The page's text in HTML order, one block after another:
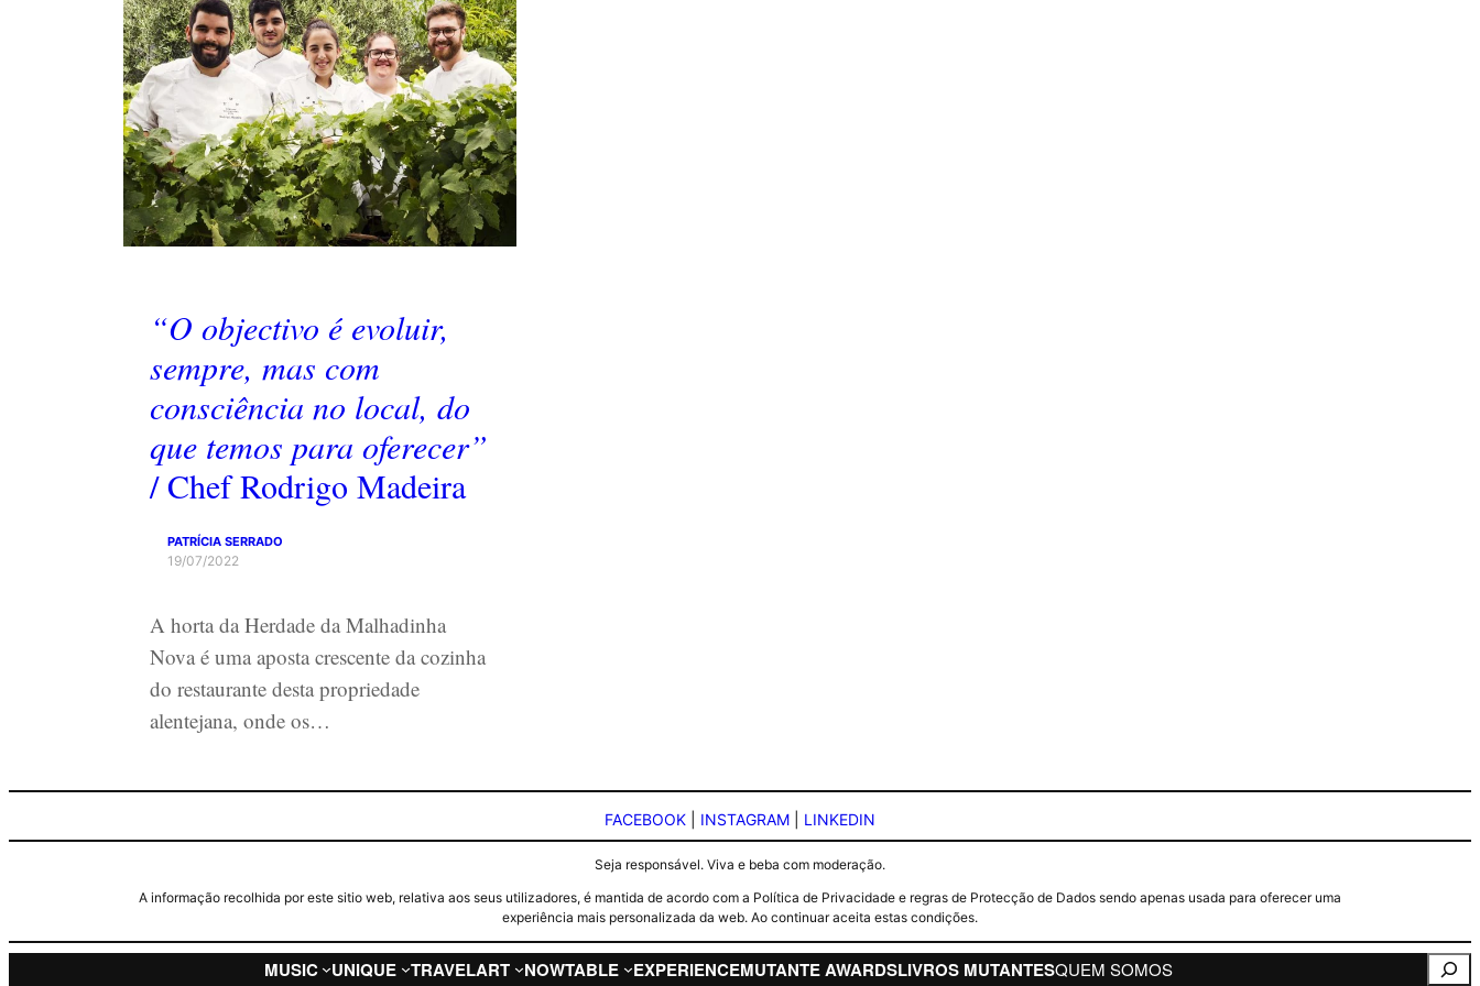
“O objectivo é evoluir,
sempre, mas com
consciência no local, do
que temos para oferecer”
/ Chef Rodrigo Madeira
PATRÍCIA SERRADO
19/07/2022
A horta da Herdade da Malhadinha
Nova é uma aposta crescente da cozinha
do restaurante desta propriedade
alentejana, onde os…
FACEBOOK INSTAGRAM LINKEDIN
Seja responsável. Viva e beba com moderação.
A informação recolhida por este sitio web, relativa aos seus utilizadores, é mantida de acordo com a Política de Privacidade e regras de Protecção de Dados sendo apenas usada para oferecer uma
experiência mais personalizada da web. Ao continuar aceita estas condições.
MUSIC UNIQUE TRAVELART NOWTABLE EXPERIENCEMUTANTE AWARDSLIVROS MUTANTESQUEM SOMOS